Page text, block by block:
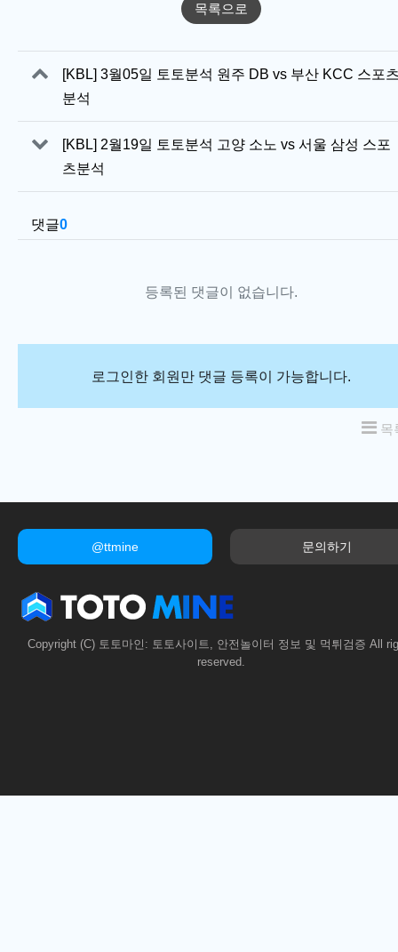
목록으로
관련자료
[KBL] 3월05일 토토분석 원주 DB vs 부산 KCC 스포
분석
[KBL] 2월19일 토토분석 고양 소노 vs 서울 삼성 스포
츠분석
댓글0
등록된 댓글이 없습니다.
로그인한 회원만 댓글 등록이 가능합니다.
목
@ttmine 문의하기
Copyright (C) 토토마인: 토토사이트, 안전놀이터 정보 및 먹튀검증 All
reserved.